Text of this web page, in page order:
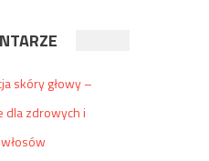
skóry głowy –
dla zdrowych i